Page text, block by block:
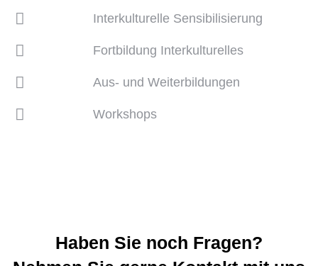
Interkulturelle Sensibilisierung
Fortbildung Interkulturelles
Aus- und Weiterbildungen
Workshops
Haben Sie noch Fragen?